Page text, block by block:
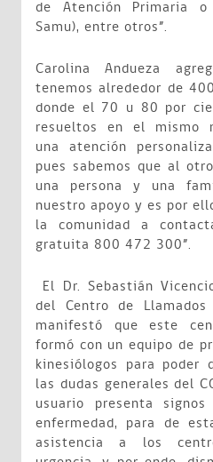
de Atención Primaria
Samu), entre otros”.
Carolina Andueza
tenemos alrededor de
donde el 70 u 80 por
resueltos en el mismo
una atención
pues sabemos que al
una persona y una
nuestro apoyo y es por
la comunidad a
gratuita 800 472 300”.
El Dr. Sebastián
del Centro de Llamados
manifestó que este
formó con un equipo de
kinesiólogos para poder
las dudas generales del
usuario presenta
enfermedad, para de
asistencia a los